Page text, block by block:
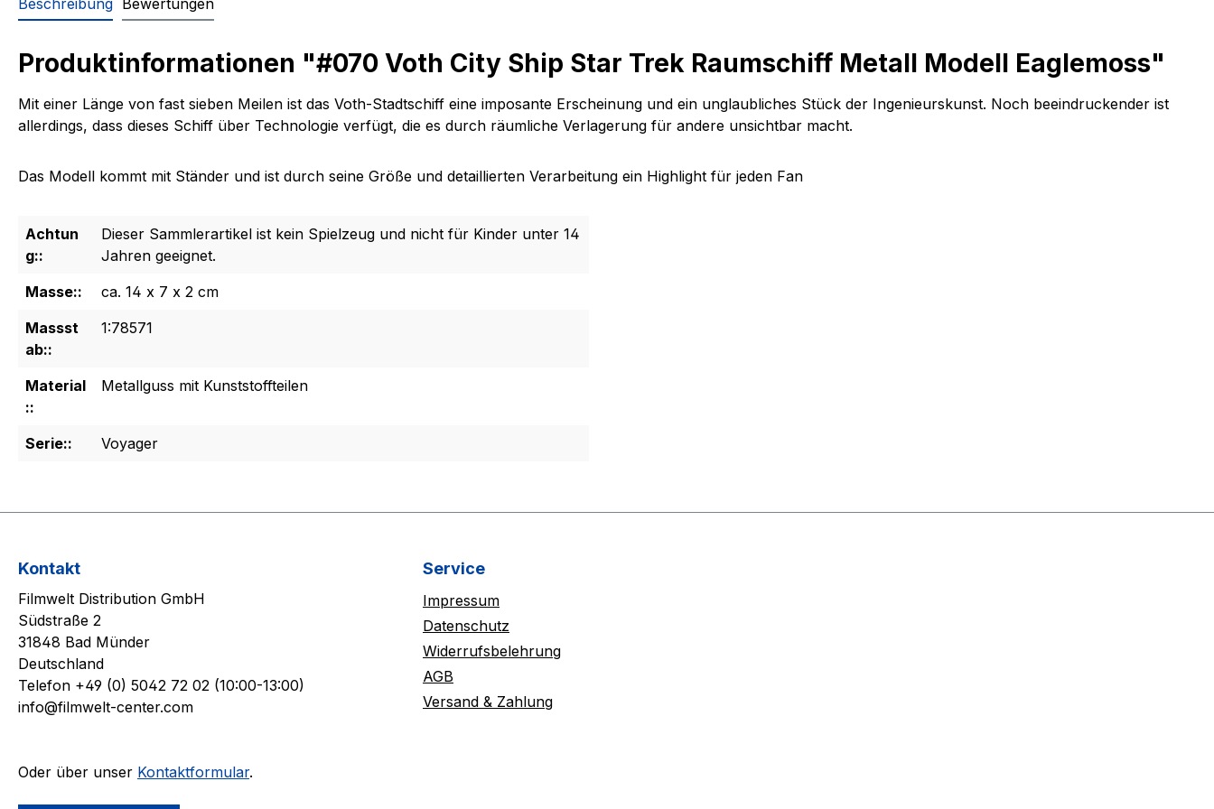
Beschreibung Bewertungen
Produktinformationen "#070 Voth City Ship Star Trek Raumschiff Metall Modell Eaglemoss"
Mit einer Länge von fast sieben Meilen ist das Voth-Stadtschiff eine imposante Erscheinung und ein unglaubliches Stück der Ingenieurskunst. Noch beeindruckender ist
allerdings, dass dieses Schiff über Technologie verfügt, die es durch räumliche Verlagerung für andere unsichtbar macht.
Das Modell kommt mit Ständer und ist durch seine Größe und detaillierten Verarbeitung ein Highlight für jeden Fan
Achtun
g::
Dieser Sammlerartikel ist kein Spielzeug und nicht für Kinder unter 14
Jahren geeignet.
Masse::
ca. 14 x 7 x 2 cm
Massst
ab::
1:78571
Material
::
Metallguss mit Kunststoffteilen
Serie:: Voyager
Kontakt
Filmwelt Distribution GmbH
Südstraße 2
31848 Bad Münder
Deutschland
Telefon +49 (0) 5042 72 02 (10:00-13:00)
info@filmwelt-center.com
Oder über unser Kontaktformular.
Service
Impressum
Datenschutz
Widerrufsbelehrung
AGB
Versand & Zahlung